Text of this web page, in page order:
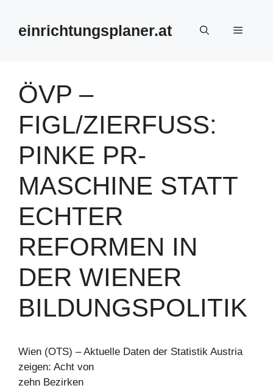
springeneinrichtungsplaner.at Menü
ÖVP –
FIGL/ZIERFUSS: P
INKE PR-M
ASCHINE STATT E
CHTER R
EFORMEN IN D
ER WIENER B
ILDUNGSPOLITIK
Wien (OTS) – Aktuelle Daten der Statistik Austria
zeigen: Acht von
zehn Bezirken